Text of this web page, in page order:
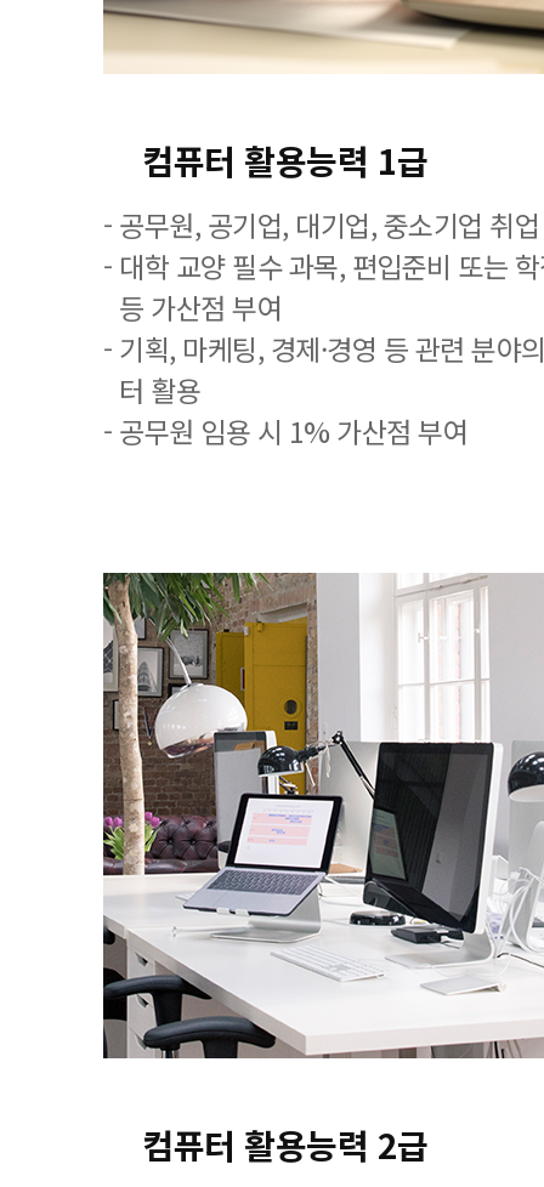
컴퓨터 활용능력 1급
- 공무원, 공기업, 대기업, 중소기업 취
- 대학 교양 필수 과목, 편입준비 또는
등 가산점 부여
- 기획, 마케팅, 경제·경영 등 관련 분야
터 활용
- 공무원 임용 시 1% 가산점 부여
컴퓨터 활용능력 2급